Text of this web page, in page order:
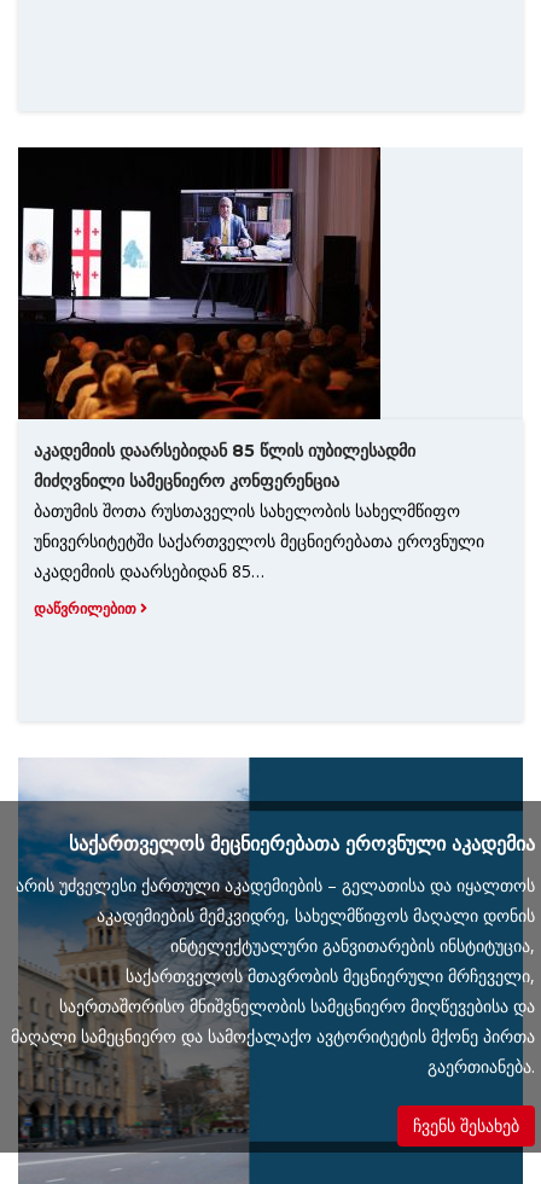
აკადემიის დაარსებიდან 85 წლის იუბილესადმი
მიძღვნილი სამეცნიერო კონფერენცია
ბათუმის შოთა რუსთაველის სახელობის სახელმწიფო
უნივერსიტეტში საქართველოს მეცნიერებათა ეროვნული
აკადემიის დაარსებიდან 85…
ᲓᲐᲬᲕᲠᲘᲚᲔᲑᲘᲗ
საქართველოს მეცნიერებათა ეროვნული აკადემია
არის უძველესი ქართულიაკადემიების – გელათისა და იყალთოს
აკადემიების მემკვიდრე, სახელმწიფოს მაღალი დონის
ინტელექტუალური განვითარების ინსტიტუცია,
საქართველოსმთავრობის მეცნიერული მრჩეველი,
საერთაშორისო მნიშვნელობის სამეცნიერო მიღწევებისა და
მაღალი სამეცნიერო და სამოქალაქო ავტორიტეტის მქონე პირთა
გაერთიანება.
ჩვენს შესახებ